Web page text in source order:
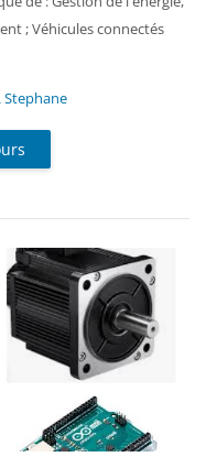
; Véhicules connectés
Stephane